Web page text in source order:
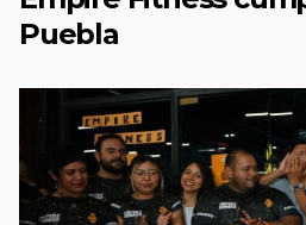
Puebla